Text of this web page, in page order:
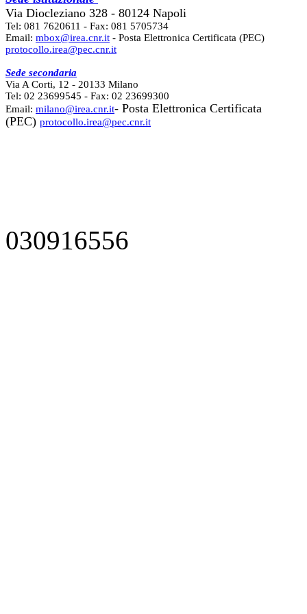
Via Diocleziano 328 - 80124 Napoli
Tel: 081 7620611 - Fax: 081 5705734
Email: mbox@irea.cnr.it - Posta Elettronica Certificata (PEC)
protocollo.irea@pec.cnr.it
Sede secondaria
Via A Corti, 12 - 20133 Milano
Tel: 02 23699545 - Fax: 02 23699300
Email: milano@irea.cnr.it- Posta Elettronica Certificata
(PEC) protocollo.irea@pec.cnr.it
030916556